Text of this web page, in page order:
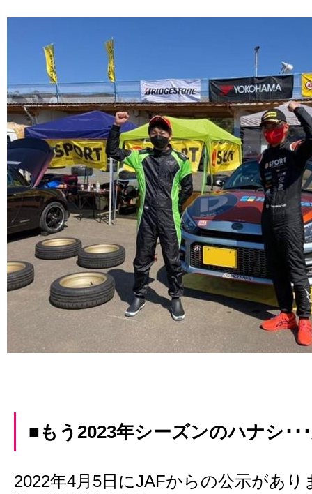
■もう2023年シーズンのハナシ･･
2022年4月5日にJAFからの公示があり